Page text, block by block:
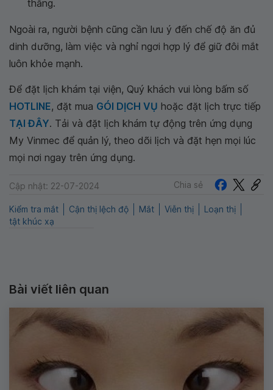
thẳng.
Ngoài ra, người bệnh cũng cần lưu ý đến chế độ ăn đủ
dinh dưỡng, làm việc và nghỉ ngơi hợp lý để giữ đôi mắt
luôn khỏe mạnh.
Để đặt lịch khám tại viện, Quý khách vui lòng bấm số
HOTLINE, đặt mua GÓI DỊCH VỤ hoặc đặt lịch trực tiếp
TẠI ĐÂY. Tải và đặt lịch khám tự động trên ứng dụng
My Vinmec để quản lý, theo dõi lịch và đặt hẹn mọi lúc
mọi nơi ngay trên ứng dụng.
Cập nhật: 22-07-2024 Chia sẻ
Kiểm tra mắt Cận thị lệch độ Mắt Viễn thị
Loạn thị
tật khúc xạ
Bài viết liên quan